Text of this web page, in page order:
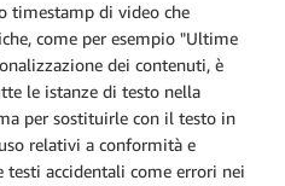
timestamp di video che
come per esempio "Ultime
dei contenuti, è
le istanze di testo nella
per sostituirle con il testo in
relativi a conformità e
testi accidentali come errori nei